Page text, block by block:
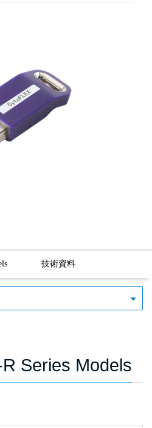
技術資料
Series Models